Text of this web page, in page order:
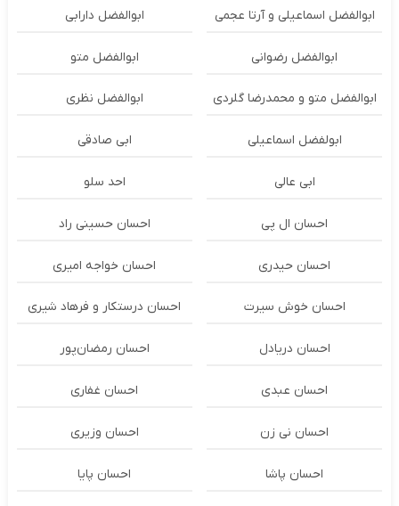
ابوالفضل اسماعیلی و آرتا عجمی ابوالفضل دارابی
ابوالفضل رضوانی ابوالفضل متو
ابوالفضل متو و محمدرضا گلردی ابوالفضل نظری
ابولفضل اسماعیلی ابی صادقی
ابی عالی احد سلو
احسان ال پی احسان حسینی راد
احسان حیدری احسان خواجه امیری
احسان خوش سیرت احسان درستكار و فرهاد شيرى
احسان دریادل احسان رمضان‌پور
احسان عبدی احسان غفاری
احسان نی زن احسان وزیری
احسان پاشا احسان پایا